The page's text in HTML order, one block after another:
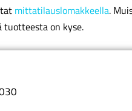
mittatilauslomakkeella.
tuotteesta on kyse.